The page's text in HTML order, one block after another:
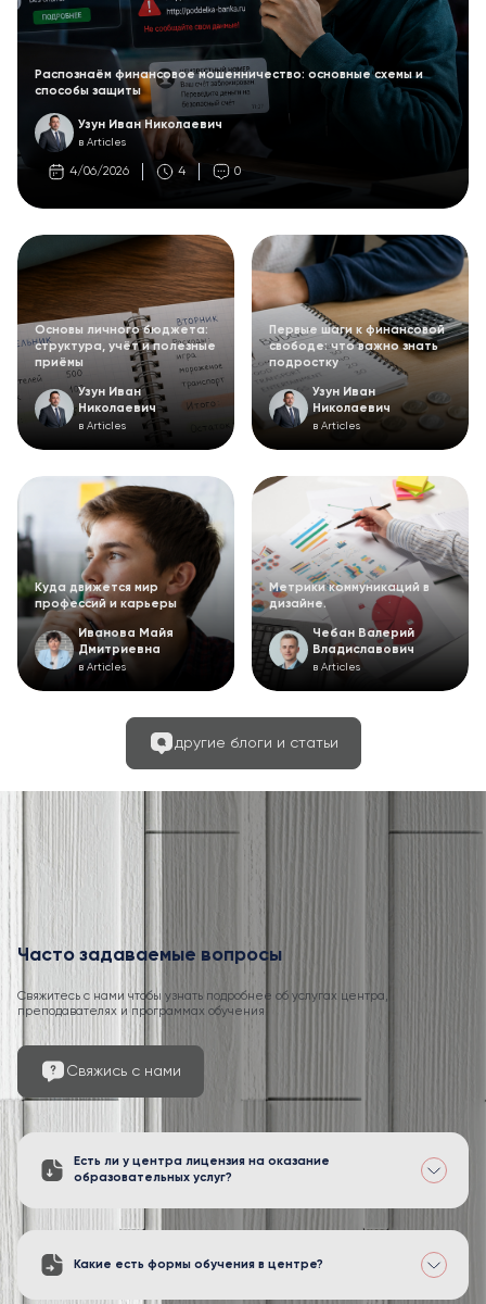
Распознаём финансовое мошенничество: основные схемы и
способы защиты
Узун Иван Николаевич
в Articles
4/06/2026 4 0
Основы личного бюджета:
структура, учёт и полезные
приёмы
Узун Иван
Николаевич
в Articles
Первые шаги к финансовой
свободе: что важно знать
подростку
Узун Иван
Николаевич
в Articles
Куда движется мир
профессий и карьеры
Иванова Майя
Дмитриевна
в Articles
Метрики коммуникаций в
дизайне.
Чебан Валерий
Владиславович
в Articles
другие блоги и статьи
Часто задаваемые вопросы
Свяжитесь с нами чтобы узнать подробнее об услугах центра,
преподавателях и программах обучения
Свяжись с нами
Есть ли у центра лицензия на оказание
образовательных услуг?
Какие есть формы обучения в центре?